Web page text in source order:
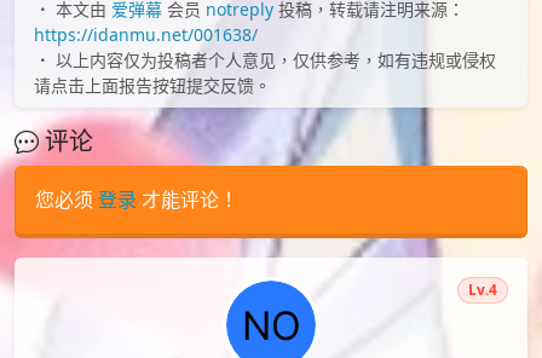
本文由 爱弹幕 会员 notreply 投稿，转载请注明来源：
https://idanmu.net/001638/
以上内容仅为投稿者个人意见，仅供参考，如有违规或侵权
请点击上面报告按钮提交反馈。
评论
您必须 登录 才能评论！
Lv.4